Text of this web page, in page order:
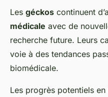
Les géckos continuent
médicale avec de
recherche future. Leurs
voie à des tendances
biomédicale.
Les progrès potentiels en